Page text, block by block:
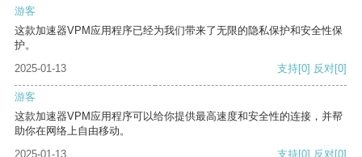
游客
这款加速器VPM应用程序已经为我们带来了无限的隐私保护和安全性保
护。
2025-01-13
支持[0] 反对[0]
游客
这款加速器VPM应用程序可以给你提供最高速度和安全性的连接，并帮
助你在网络上自由移动。
2025-01-13
支持[0] 反对[0]